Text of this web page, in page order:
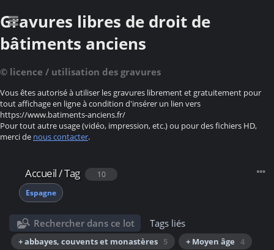
Gravures libres de droit de
bâtiments anciens
© licence / utilisation des gravures
Vous êtes autorisé à utiliser les gravures librement et gratuitement pour
tout affichage en ligne à condition d'insérer un lien vers
https://www.batiments-anciens.fr/
Pour tout autre usage (vidéo, impression, etc.) ou pour des fichiers HD,
merci de nous contacter.
Accueil/Tag
10
Espagne
Rechercher dans ce lot Tags liés
+ abbayes, couvents et monastères 5 + Moyen âge 4